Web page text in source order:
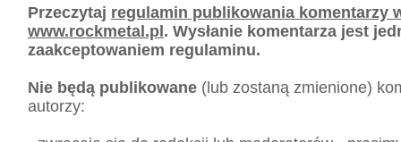
Przeczytaj regulamin publikowania komentarzy
www.rockmetal.pl. Wysłanie komentarza jest
zaakceptowaniem regulaminu.
Nie będą publikowane (lub zostaną zmienione)
autorzy: